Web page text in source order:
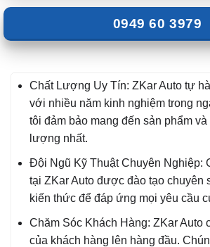
0949 60 3979
Chất Lượng Uy Tín: ZKar Auto tự
với nhiều năm kinh nghiệm trong
tôi đảm bảo mang đến sản phẩm
lượng nhất.
Đội Ngũ Kỹ Thuật Chuyên Nghiệp:
tại ZKar Auto được đào tạo chuyên
kiến thức để đáp ứng mọi yêu cầu
Chăm Sóc Khách Hàng: ZKar Auto
của khách hàng lên hàng đầu.